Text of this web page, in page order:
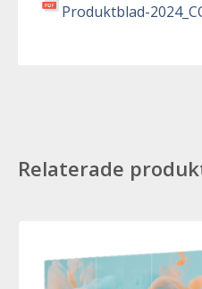
Produktblad-
Relaterade